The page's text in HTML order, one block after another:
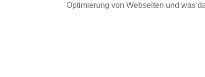
Optimierung von Webseiten und was